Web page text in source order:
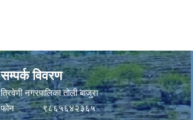
सम्पर्क विवरण
त्रिवेणी नगरपालिका तोली बाजुरा
फोन ९८६५६४२३६५